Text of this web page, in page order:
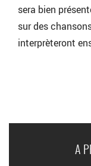
sera bien
sur des
interprèteront
A